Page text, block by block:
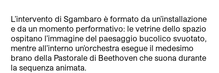
L’intervento di Sgambaro è formato da un’installazione
e da un momento performativo: le vetrine dello spazio
ospitano l’immagine del paesaggio bucolico svuotato,
mentre all’interno un’orchestra esegue il medesimo
brano della Pastorale di Beethoven che suona durante
la sequenza animata.